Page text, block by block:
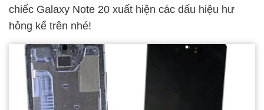
chiếc Galaxy Note 20 xuất hiện các dấu hiệu hư
hỏng kể trên nhé!